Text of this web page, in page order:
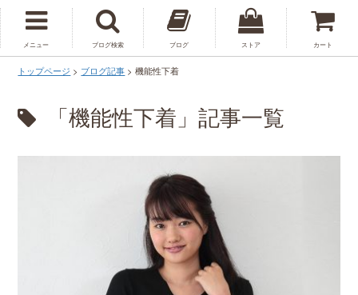
メニュー ブログ検索 ブログ ストア カート
トップページ > ブログ記事 >機能性下着
「機能性下着」記事一覧